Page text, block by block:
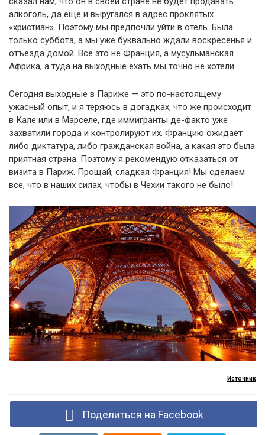
алкоголь, да еще и выругался в адрес проклятых
«христиан». Поэтому мы предпочли уйти в отель. Была
только суббота, а мы уже буквально ждали воскресенья и
отъезда домой. Все это не Франция, а мусульманская
Африка, а туда на выходные ехать мы точно не хотели…
Сегодня выходные в Париже — это по-настоящему
ужасный опыт, и я теряюсь в догадках, что же происходит
в Кале или в Марселе, где иммигранты де-факто уже
захватили города и контролируют их. Францию ожидает
либо диктатура, либо гражданская война, а какая это была
приятная страна. Поэтому я рекомендую отказаться от
визита в Париж. Прощай, сладкая Франция! Мы сделаем
все, что в наших силах, чтобы в Чехии такого не было!
Источник
Поделиться на Facebook